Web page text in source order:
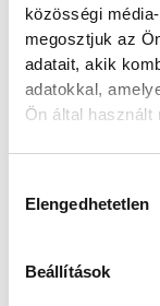
közösségi
megosztjuk az
adatait, akik
adatokkal,
Ön által használt
Elengedhetetlen
Beállítások